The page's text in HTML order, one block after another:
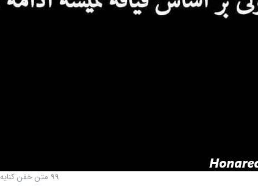
99 متن خفن کنایه دار به همراه عکس نوشته